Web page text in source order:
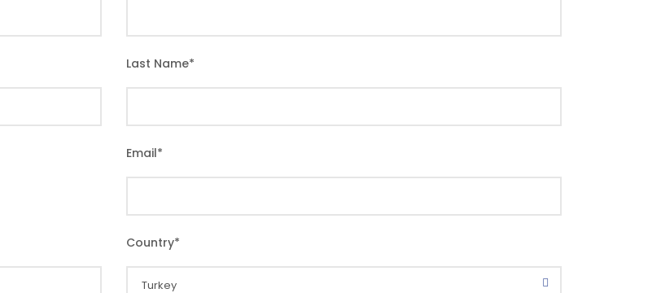
Last Name*
Email*
Country*